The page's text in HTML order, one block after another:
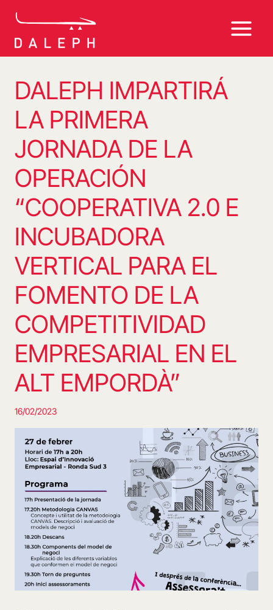
DALEPH IMPARTIRÁ
LA PRIMERA
JORNADA DE LA
OPERACIÓN
“COOPERATIVA 2.0 E
INCUBADORA
VERTICAL PARA EL
FOMENTO DE LA
COMPETITIVIDAD
EMPRESARIAL EN EL
ALT EMPORDÀ”
16/02/2023